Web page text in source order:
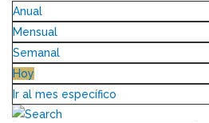
Anual
Mensual
Semanal
Hoy
Ir al mes específico